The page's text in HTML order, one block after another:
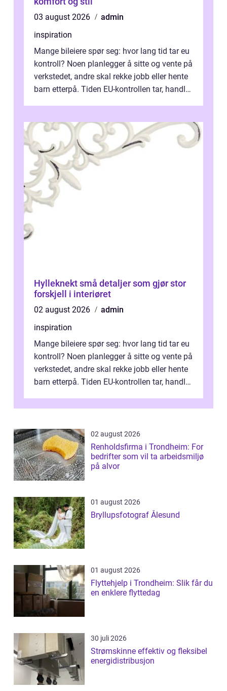
03 august 2026
admin
inspiration
Mange bileiere spør seg: hvor lang tid tar eu
kontroll? Noen planlegger å sitte og vente på
verkstedet, andre skal rekke jobb eller hente
barn etterpå. Tiden EU-kontrollen tar, handler
Hylleknekt små detaljer som gjør stor
forskjell i interiøret
02 august 2026
admin
inspiration
Mange bileiere spør seg: hvor lang tid tar eu
kontroll? Noen planlegger å sitte og vente på
verkstedet, andre skal rekke jobb eller hente
barn etterpå. Tiden EU-kontrollen tar, handler
02 august 2026
Renholdsfirma i Trondheim: For
bedrifter som vil ta arbeidsmiljø
på alvor
01 august 2026
Bryllupsfotograf Ålesund
01 august 2026
Flyttehjelp i Trondheim: Slik får du
en enklere flyttedag
30 juli 2026
Strømskinne effektiv og fleksibel
energidistribusjon